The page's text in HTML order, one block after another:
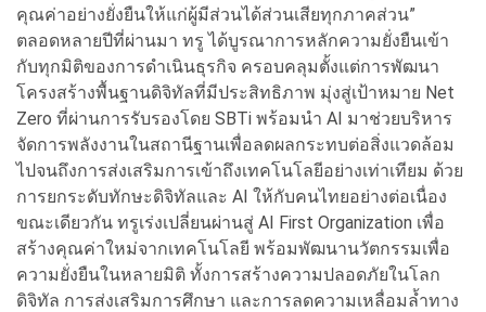
คุณค่าอย่างยั่งยืนให้แก่ผู้มีส่วนได้ส่วนเสียทุกภาคส่วน”
ตลอดหลายปีที่ผ่านมา ทรู ได้บูรณาการหลักความยั่งยืนเข้า
กับทุกมิติของการดำเนินธุรกิจ ครอบคลุมตั้งแต่การพัฒนา
โครงสร้างพื้นฐานดิจิทัลที่มีประสิทธิภาพ มุ่งสู่เป้าหมาย Net
Zero ที่ผ่านการรับรองโดย SBTi พร้อมนำ AI มาช่วยบริหาร
จัดการพลังงานในสถานีฐานเพื่อลดผลกระทบต่อสิ่งแวดล้อม
ไปจนถึงการส่งเสริมการเข้าถึงเทคโนโลยีอย่างเท่าเทียม ด้วย
การยกระดับทักษะดิจิทัลและ AI ให้กับคนไทยอย่างต่อเนื่อง
ขณะเดียวกัน ทรูเร่งเปลี่ยนผ่านสู่ AI First Organization เพื่อ
สร้างคุณค่าใหม่จากเทคโนโลยี พร้อมพัฒนานวัตกรรมเพื่อ
ความยั่งยืนในหลายมิติ ทั้งการสร้างความปลอดภัยในโลก
ดิจิทัล การส่งเสริมการศึกษา และการลดความเหลื่อมล้ำทาง